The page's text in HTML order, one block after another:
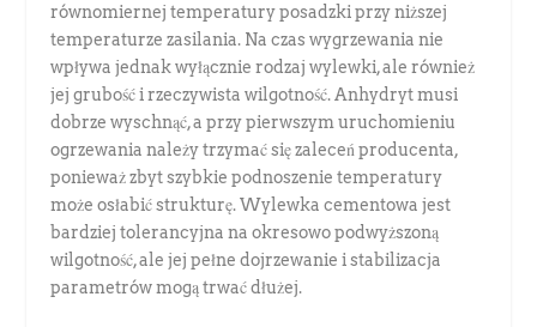
równomiernej temperatury posadzki przy niższej
temperaturze zasilania. Na czas wygrzewania nie
wpływa jednak wyłącznie rodzaj wylewki, ale również
jej grubość i rzeczywista wilgotność. Anhydryt musi
dobrze wyschnąć, a przy pierwszym uruchomieniu
ogrzewania należy trzymać się zaleceń producenta,
ponieważ zbyt szybkie podnoszenie temperatury
może osłabić strukturę. Wylewka cementowa jest
bardziej tolerancyjna na okresowo podwyższoną
wilgotność, ale jej pełne dojrzewanie i stabilizacja
parametrów mogą trwać dłużej.